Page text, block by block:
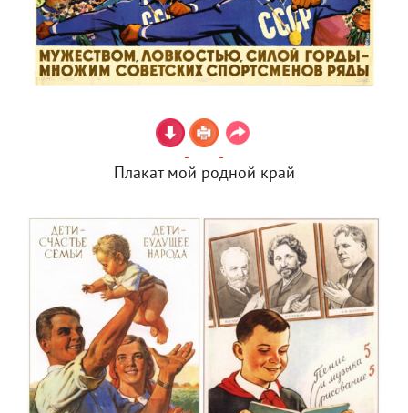
Плакат мой родной край